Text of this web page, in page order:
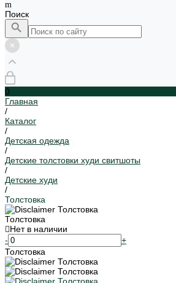
Поиск
0
Главная
/
Каталог
/
Детская одежда
/
Детские толстовки худи свитшоты
/
Детские худи
/
Толстовка
Толстовка
Нет в наличии
-
+
Толстовка